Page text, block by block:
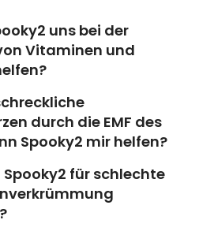
uns bei der
Vitaminen und
durch die EMF des
Spooky2 mir helfen?
für schlechte